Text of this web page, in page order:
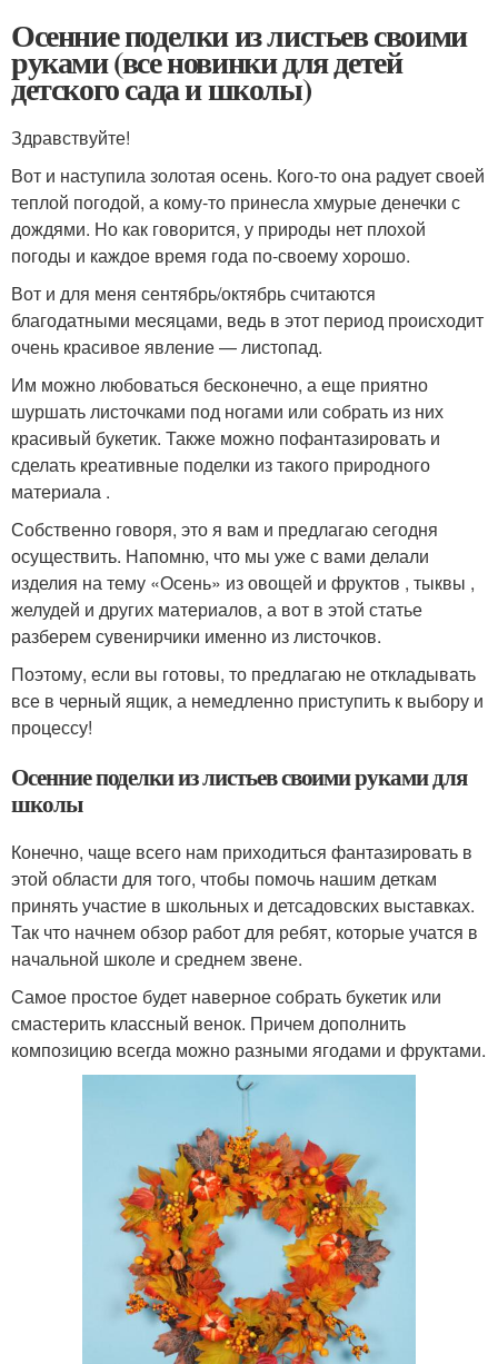
Осенние поделки из листьев своими
руками (все новинки для детей
детского сада и школы)
Здравствуйте!
Вот и наступила золотая осень. Кого-то она радует своей
теплой погодой, а кому-то принесла хмурые денечки с
дождями. Но как говорится, у природы нет плохой
погоды и каждое время года по-своему хорошо.
Вот и для меня сентябрь/октябрь считаются
благодатными месяцами, ведь в этот период происходит
очень красивое явление — листопад.
Им можно любоваться бесконечно, а еще приятно
шуршать листочками под ногами или собрать из них
красивый букетик. Также можно пофантазировать и
сделать креативные поделки из такого природного
материала .
Собственно говоря, это я вам и предлагаю сегодня
осуществить. Напомню, что мы уже с вами делали
изделия на тему «Осень» из овощей и фруктов , тыквы ,
желудей и других материалов, а вот в этой статье
разберем сувенирчики именно из листочков.
Поэтому, если вы готовы, то предлагаю не откладывать
все в черный ящик, а немедленно приступить к выбору и
процессу!
Осенние поделки из листьев своими руками для
школы
Конечно, чаще всего нам приходиться фантазировать в
этой области для того, чтобы помочь нашим деткам
принять участие в школьных и детсадовских выставках.
Так что начнем обзор работ для ребят, которые учатся в
начальной школе и среднем звене.
Самое простое будет наверное собрать букетик или
смастерить классный венок. Причем дополнить
композицию всегда можно разными ягодами и фруктами.